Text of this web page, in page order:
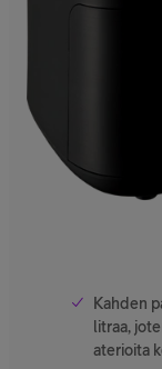
Kahden
litraa,
aterioita